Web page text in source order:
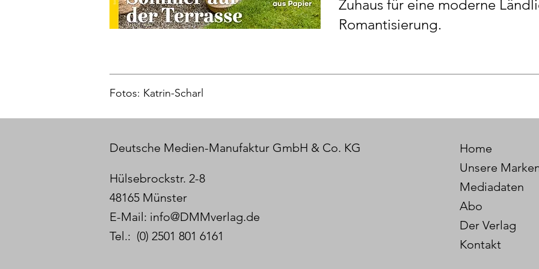
Zuhaus für eine moderne
Romantisierung.
Fotos: Katrin-Scharl
Deutsche Medien-Manufaktur GmbH & Co. KG
Hülsebrockstr. 2-8
48165 Münster
E-Mail: info@DMMverlag.de
Tel.: (0) 2501 801 6161
Home
Unsere
Mediadaten
Abo
Der Verlag
Kontakt